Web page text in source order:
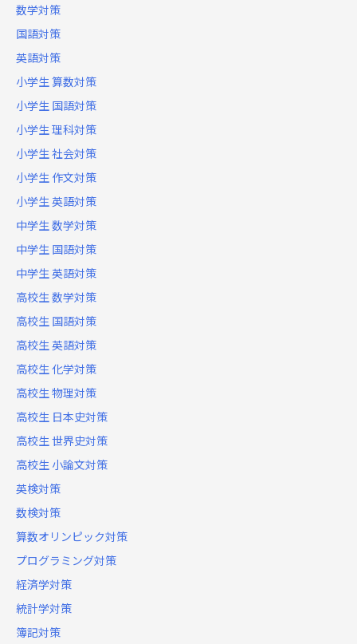
数学対策
国語対策
英語対策
小学生 算数対策
小学生 国語対策
小学生 理科対策
小学生 社会対策
小学生 作文対策
小学生 英語対策
中学生 数学対策
中学生 国語対策
中学生 英語対策
高校生 数学対策
高校生 国語対策
高校生 英語対策
高校生 化学対策
高校生 物理対策
高校生 日本史対策
高校生 世界史対策
高校生 小論文対策
英検対策
数検対策
算数オリンピック対策
プログラミング対策
経済学対策
統計学対策
簿記対策